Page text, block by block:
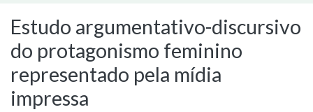
Estatísticas
Estudo argumentativo-discursivo
do protagonismo feminino
representado pela mídia
impressa